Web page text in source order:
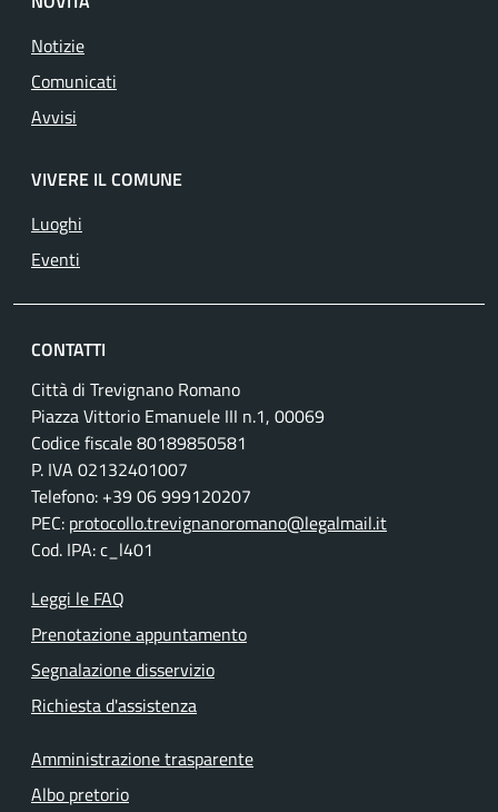
Notizie
Comunicati
Avvisi
VIVERE IL COMUNE
Luoghi
Eventi
CONTATTI
Città di Trevignano Romano
Piazza Vittorio Emanuele III n.1, 00069
Codice fiscale 80189850581
P. IVA 02132401007
Telefono: +39 06 999120207
PEC: protocollo.trevignanoromano@legalmail.it
Cod. IPA: c_l401
Leggi le FAQ
Prenotazione appuntamento
Segnalazione disservizio
Richiesta d'assistenza
Amministrazione trasparente
Albo pretorio